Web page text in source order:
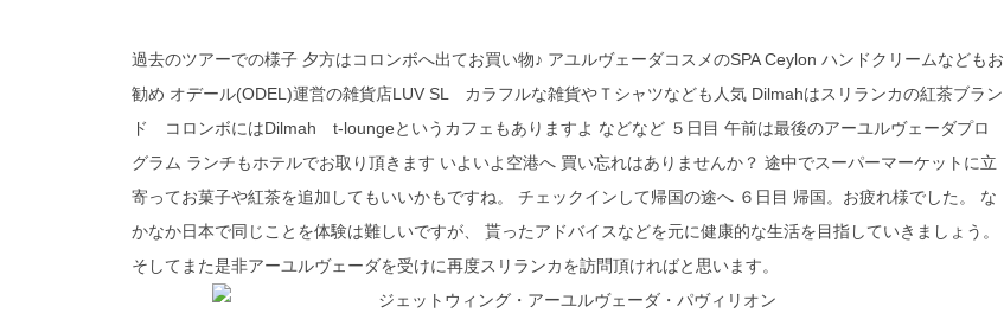
過去のツアーでの様子 夕方はコロンボへ出てお買い物♪ アユルヴェーダコスメのSPA Ceylon ハンドクリームなどもお
勧め オデール(ODEL)運営の雑貨店LUV SL カラフルな雑貨やＴシャツなども人気 Dilmahはスリランカの紅茶ブラン
ド コロンボにはDilmah t-loungeというカフェもありますよ などなど ５日目 午前は最後のアーユルヴェーダプロ
グラム ランチもホテルでお取り頂きます いよいよ空港へ 買い忘れはありませんか？ 途中でスーパーマーケットに立
寄ってお菓子や紅茶を追加してもいいかもですね。 チェックインして帰国の途へ ６日目 帰国。お疲れ様でした。 な
かなか日本で同じことを体験は難しいですが、 貰ったアドバイスなどを元に健康的な生活を目指していきましょう。
そしてまた是非アーユルヴェーダを受けに再度スリランカを訪問頂ければと思います。